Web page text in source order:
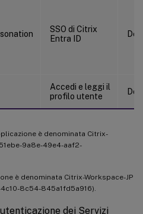
SSO di Citrix
Entra ID
Accedi e leggi il
profilo utente
è denominata Citrix-
9a8e-49e4-aaf2-
è denominata Citrix-Workspace-JP
8c54-845a1fd5a916).
dei Servizi